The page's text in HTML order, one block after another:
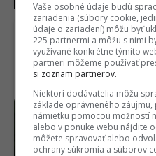
Bude vraj oveľa lepšia
ako ChatGPT.
Technologický gigant
vypustí do sveta
Vaše osobné údaje budú
zariadenia (súbory cookie,
údaje o zariadení) môžu byť
225 partnermi a môžu s nimi
využívané konkrétne týmito
partneri môžeme používať
si zoznam partnerov.
Niektorí dodávatelia môžu
základe oprávneného
námietku pomocou možností
alebo v ponuke webu nájdite
môžete spravovať alebo
ochrany súkromia a súborov